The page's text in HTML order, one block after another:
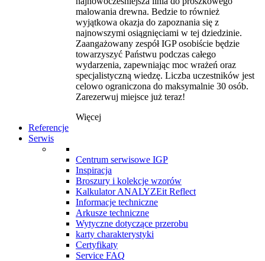
malowania drewna. Bedzie to również
wyjątkowa okazja do zapoznania się z
najnowszymi osiągnięciami w tej dziedzinie.
Zaangażowany zespół IGP osobiście będzie
towarzyszyć Państwu podczas całego
wydarzenia, zapewniając moc wrażeń oraz
specjalistyczną wiedzę. Liczba uczestników jest
celowo ograniczona do maksymalnie 30 osób.
Zarezerwuj miejsce już teraz!
Więcej
Referencje
Serwis
Centrum serwisowe IGP
Inspiracja
Broszury i kolekcje wzorów
Kalkulator ANALYZEit Reflect
Informacje techniczne
Arkusze techniczne
Wytyczne dotyczące przerobu
karty charakterystyki
Certyfikaty
Service FAQ